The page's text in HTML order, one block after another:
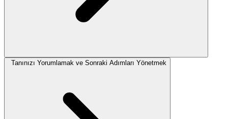
Tanınızı Yorumlamak ve Sonraki Adımları Yönetmek